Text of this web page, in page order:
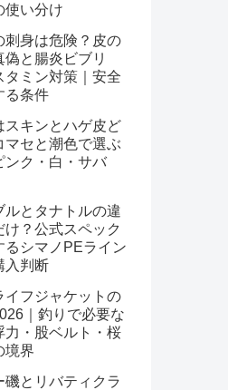
使い分け
刺身は危険？皮の
偽と腸炎ビブリ
タミン対策｜安全
る条件
スキンとハゲ皮ど
マセと潮色で選ぶ
ンク・白・サバ
ルとタナトルの違
け？公式スペック
るシマノPEライン
入判断
イフジャケットの
｜釣りで必要な
力・股ベルト・桜
境界
磯とリバティクラ